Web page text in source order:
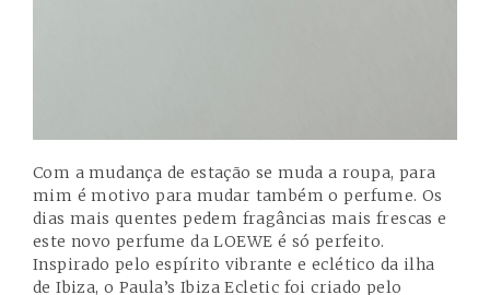
Com a mudança de estação se muda a roupa, para
mim é motivo para mudar também o perfume. Os
dias mais quentes pedem fragâncias mais frescas e
este novo perfume da LOEWE é só perfeito.
Inspirado pelo espírito vibrante e eclético da ilha
de Ibiza, o Paula’s Ibiza Ecletic foi criado pelo